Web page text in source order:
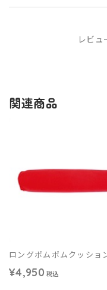
レビュ
関連商品
ロングポムポムクッショ
¥4,950 税込